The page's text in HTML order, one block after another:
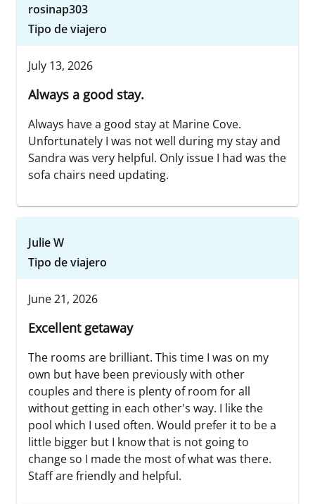
rosinap303
Tipo de viajero
July 13, 2026
Always a good stay.
Always have a good stay at Marine Cove.
Unfortunately I was not well during my stay and
Sandra was very helpful. Only issue I had was the
sofa chairs need updating.
Julie W
Tipo de viajero
June 21, 2026
Excellent getaway
The rooms are brilliant. This time I was on my
own but have been previously with other
couples and there is plenty of room for all
without getting in each other's way. I like the
pool which I used often. Would prefer it to be a
little bigger but I know that is not going to
change so I made the most of what was there.
Staff are friendly and helpful.